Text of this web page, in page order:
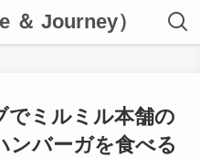
＆ Journey）
でミルミル本舗の
ンバーガを食べる